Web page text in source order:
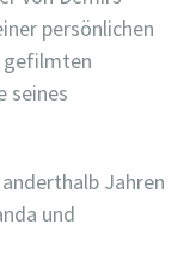
persönlichen
gefilmten
seines
Jahren
und